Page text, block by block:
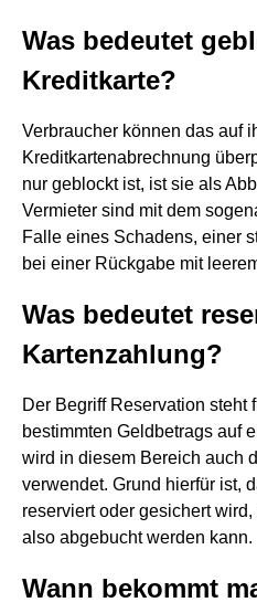
Was bedeutet
Kreditkarte?
Verbraucher können das auf
Kreditkartenabrechnung
nur geblockt ist, ist sie als
Vermieter sind mit dem
Falle eines Schadens, einer
bei einer Rückgabe mit
Was bedeutet
Kartenzahlung?
Der Begriff Reservation steht
bestimmten Geldbetrags auf
wird in diesem Bereich auch
verwendet. Grund hierfür ist,
reserviert oder gesichert
also abgebucht werden kann.
Wann bekommt